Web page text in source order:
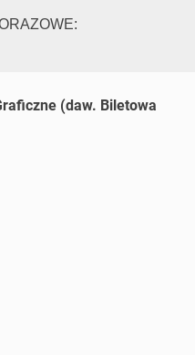
(daw. Biletowa